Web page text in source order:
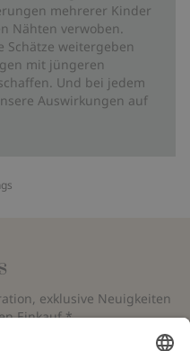
mehrerer Kinder
Nähten verwoben.
Schätze weitergeben
mit jüngeren
Und bei jedem
Auswirkungen auf
exklusive Neuigkeiten
Einkauf.*
nicht mit anderen Rabatten